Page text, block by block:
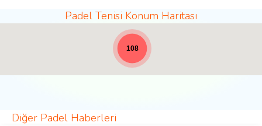
Padel Tenisi Konum Haritası
Padel konumları - haberler için tam genişlik [19]
108
Diğer Padel Haberleri